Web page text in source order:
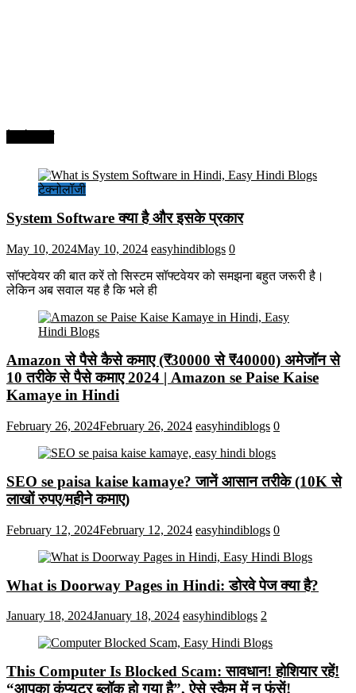
टेक्नोलॉजी
System Software क्या है और इसके प्रकार
May 10, 2024May 10, 2024 easyhindiblogs 0
सॉफ्टवेयर की बात करें तो सिस्टम सॉफ्टवेयर को समझना बहुत जरूरी है।
लेकिन अब सवाल यह है कि भले ही
Amazon से पैसे कैसे कमाए (₹30000 से ₹40000) अमेजॉन से
10 तरीके से पैसे कमाए 2024 | Amazon se Paise Kaise
Kamaye in Hindi
February 26, 2024February 26, 2024 easyhindiblogs 0
SEO se paisa kaise kamaye? जानें आसान तरीके (10K से
लाखों रुपए/महीने कमाए)
February 12, 2024February 12, 2024 easyhindiblogs 0
What is Doorway Pages in Hindi: डोरवे पेज क्या है?
January 18, 2024January 18, 2024 easyhindiblogs 2
This Computer Is Blocked Scam: सावधान! होशियार रहें!
“आपका कंप्यूटर ब्लॉक हो गया है”, ऐसे स्कैम में न फंसें!